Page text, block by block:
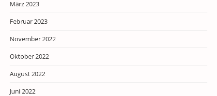
März 2023
Februar 2023
November 2022
Oktober 2022
August 2022
Juni 2022